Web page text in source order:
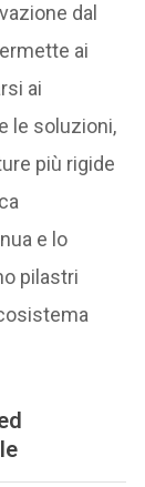
dal
ai
ai
le soluzioni,
più rigide
e lo
pilastri